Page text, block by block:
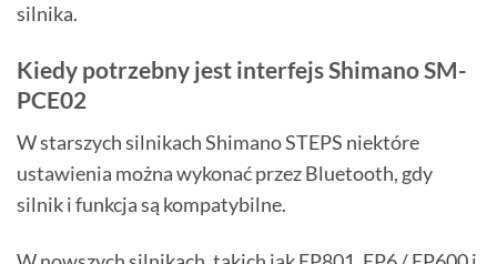
silnika.
Kiedy potrzebny jest interfejs Shimano SM-
PCE02
W starszych silnikach Shimano STEPS niektóre
ustawienia można wykonać przez Bluetooth, gdy
silnik i funkcja są kompatybilne.